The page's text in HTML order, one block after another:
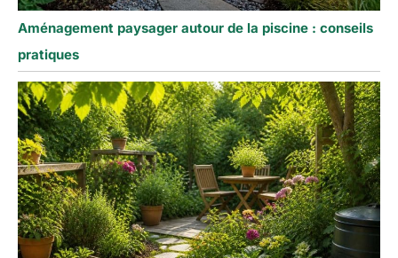
Aménagement paysager autour de la piscine : conseils
pratiques